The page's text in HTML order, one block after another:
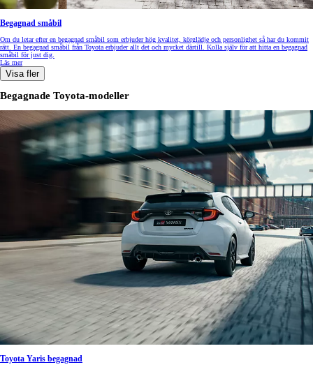
Begagnad småbil
Om du letar efter en begagnad småbil som erbjuder hög kvalitet, körglädje och personlighet så har du kommit
rätt. En begagnad småbil från Toyota erbjuder allt det och mycket därtill. Kolla själv för att hitta en begagnad
småbil för just dig.
Läs mer
Visa fler
Begagnade Toyota-modeller
Toyota Yaris begagnad